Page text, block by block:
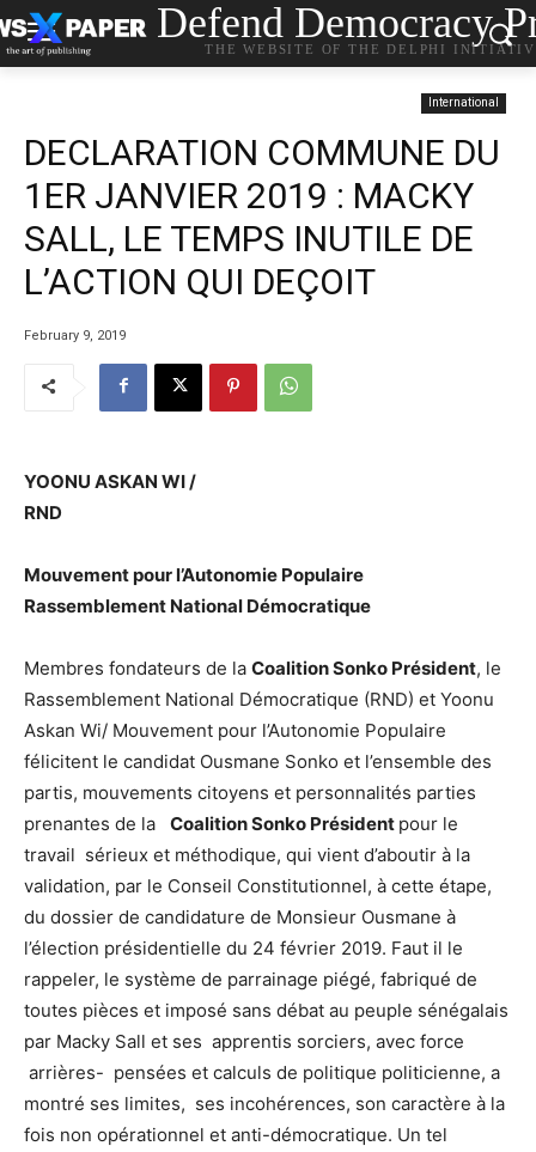
Defend Democracy
THE WEBSITE OF THE DELPHI
International
DECLARATION COMMUNE DU
1ER JANVIER 2019 : MACKY
SALL, LE TEMPS INUTILE DE
L’ACTION QUI DEÇOIT
February 9, 2019
YOONU ASKAN WI /
RND
Mouvement pour l’Autonomie Populaire
Rassemblement National Démocratique
Membres fondateurs de la Coalition Sonko Président, le
Rassemblement National Démocratique (RND) et Yoonu
Askan Wi/ Mouvement pour l’Autonomie Populaire
félicitent le candidat Ousmane Sonko et l’ensemble des
partis, mouvements citoyens et personnalités parties
prenantes de la Coalition Sonko Président pour le
travail sérieux et méthodique, qui vient d’aboutir à la
validation, par le Conseil Constitutionnel, à cette étape,
du dossier de candidature de Monsieur Ousmane à
l’élection présidentielle du 24 février 2019. Faut il le
rappeler, le système de parrainage piégé, fabriqué de
toutes pièces et imposé sans débat au peuple sénégalais
par Macky Sall et ses apprentis sorciers, avec force
arrières- pensées et calculs de politique politicienne, a
montré ses limites, ses incohérences, son caractère à la
fois non opérationnel et anti-démocratique. Un tel